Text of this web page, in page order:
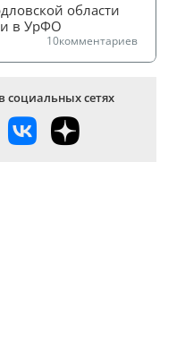
области
в УрФО
10комментариев
социальных сетях